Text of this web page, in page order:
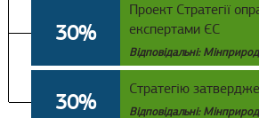
30%
Проект Стратегії
експертами ЄС
Відповідальні:
30% Стратегію
Відповідальні: